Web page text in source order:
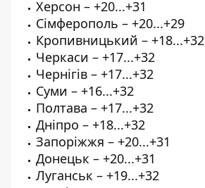
Херсон – +20...+31
Сімферополь – +20...+29
Кропивницький – +18...+32
Черкаси – +17...+32
Чернігів – +17...+32
Суми – +16...+32
Полтава – +17...+32
Дніпро – +18...+32
Запоріжжя – +20...+31
Донецьк – +20...+31
Луганськ – +19...+32